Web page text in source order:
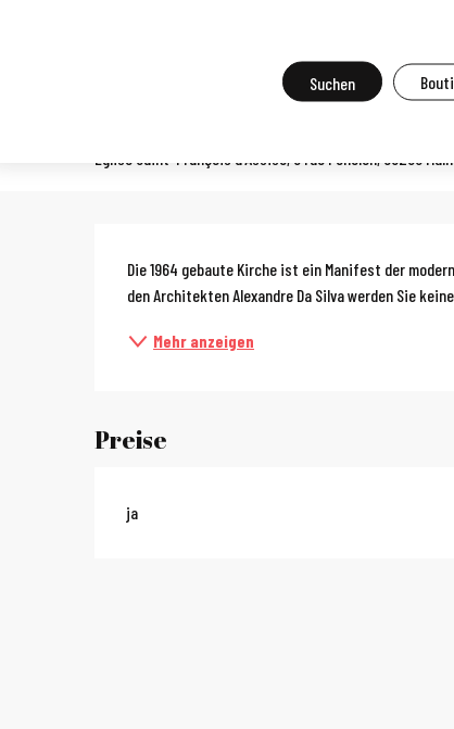
Suche
Tage des Kulturerbes:
Eglise Saint-François d'Assise, 3 rue Fénelon, 68200
Die 1964 gebaute Kirche ist ein Manifest der
den Architekten Alexandre Da Silva werden Sie
Mehr anzeigen
Preise
ja